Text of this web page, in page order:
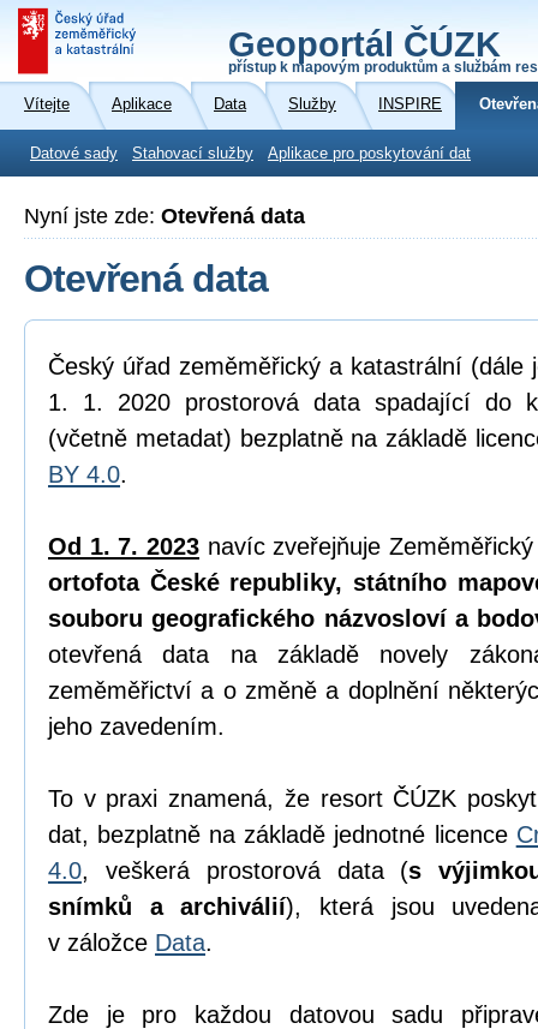
Geoportál ČÚZK
přístup k mapovým produktům a službám
Vítejte Aplikace Data Služby INSPIRE
Datové sady Stahovací služby Aplikace pro poskytování dat
Nyní jste zde: Otevřená data
Otevřená data
Český úřad zeměměřický a katastrální (dále
1. 1. 2020 prostorová data spadající do
(včetně metadat) bezplatně na základě
BY 4.0.
Od 1. 7. 2023 navíc zveřejňuje
ortofota České republiky, státního
souboru geografického názvosloví a
otevřená data na základě novely
zeměměřictví a o změně a doplnění
jeho zavedením.
To v praxi znamená, že resort ČÚZK
dat, bezplatně na základě jednotné licence
4.0, veškerá prostorová data (s
snímků a archiválií), která jsou
v záložce Data.
Zde je pro každou datovou sadu